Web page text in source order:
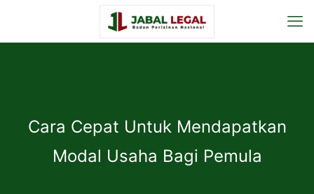
Cara Cepat Untuk Mendapatkan
Modal Usaha Bagi Pemula